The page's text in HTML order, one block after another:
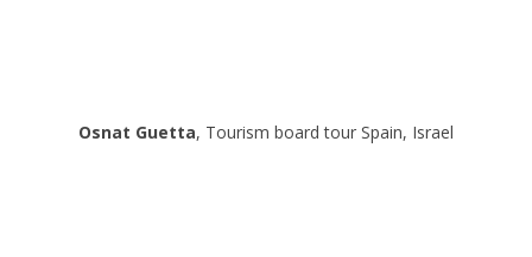
Osnat Guetta, Tourism board tour Spain, Israel